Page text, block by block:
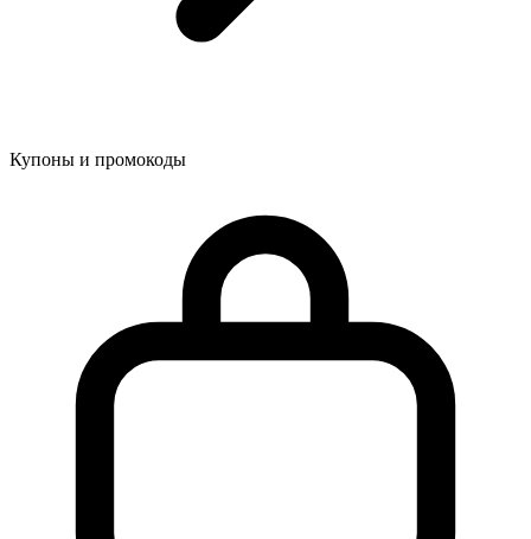
Купоны и промокоды